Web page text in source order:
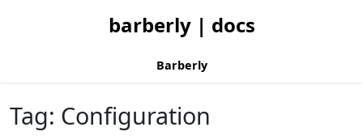
barberly | docs
Barberly
Tag: Configuration